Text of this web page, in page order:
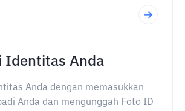
Identitas Anda
Anda dengan memasukkan
Anda dan mengunggah Foto ID